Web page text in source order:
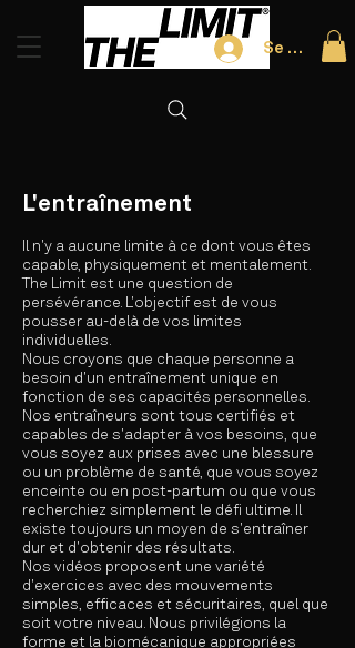
Se
L'entraînement
Il n'y a aucune limite à ce dont vous êtes
capable, physiquement et mentalement.
The Limit est une question de
persévérance. L'objectif est de vous
pousser au-delà de vos limites
individuelles.
Nous croyons que chaque personne a
besoin d'un entraînement unique en
fonction de ses capacités personnelles.
Nos entraîneurs sont tous certifiés et
capables de s'adapter à vos besoins, que
vous soyez aux prises avec une blessure
ou un problème de santé, que vous soyez
enceinte ou en post-partum ou que vous
recherchiez simplement le défi ultime. Il
existe toujours un moyen de s'entraîner
dur et d'obtenir des résultats.
Nos vidéos proposent une variété
d'exercices avec des mouvements
simples, efficaces et sécuritaires, quel que
soit votre niveau. Nous privilégions la
forme et la biomécanique appropriées